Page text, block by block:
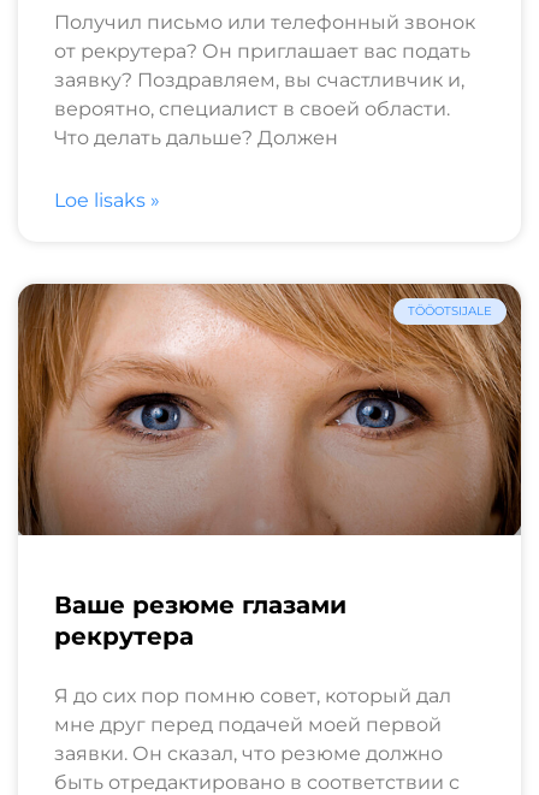
Получил письмо или телефонный звонок
от рекрутера? Он приглашает вас подать
заявку? Поздравляем, вы счастливчик и,
вероятно, специалист в своей области.
Что делать дальше? Должен
Loe lisaks »
TÖÖOTSIJALE
Ваше резюме глазами
рекрутера
Я до сих пор помню совет, который дал
мне друг перед подачей моей первой
заявки. Он сказал, что резюме должно
быть отредактировано в соответствии с